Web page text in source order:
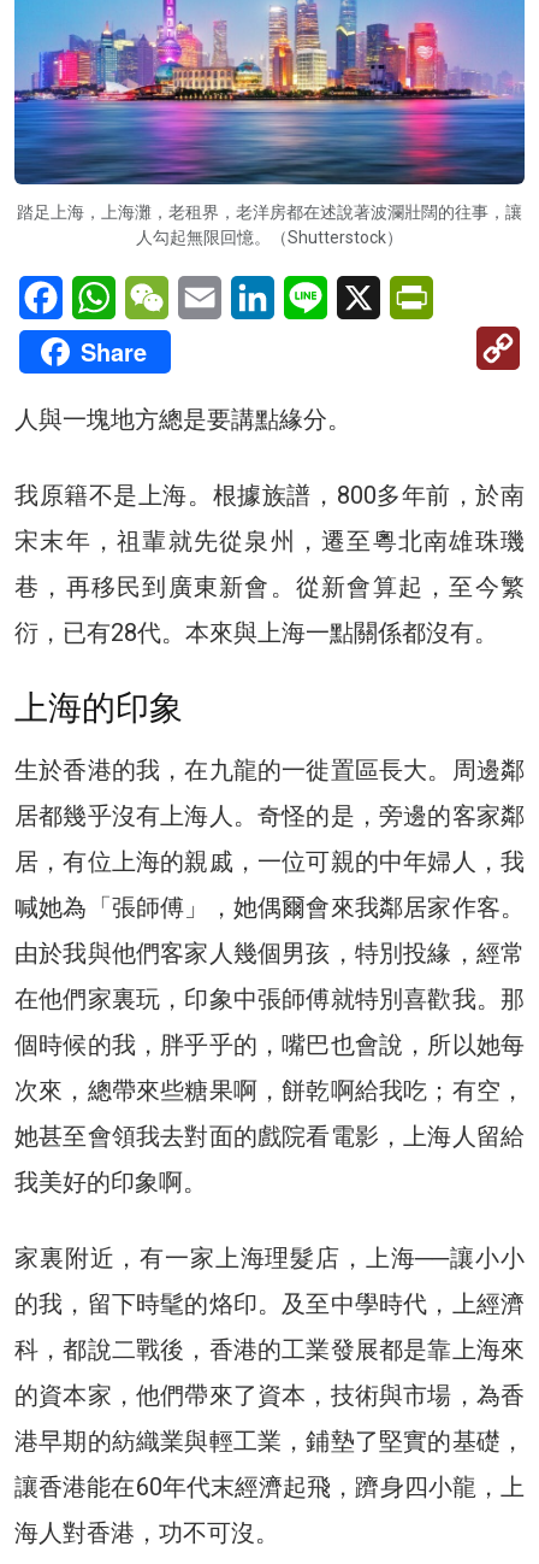
踏足上海，上海灘，老租界，老洋房都在述說著波瀾壯闊的往事，讓
人勾起無限回憶。（Shutterstock）
FacebookWhatsAppWeChatEmail LinkedInLine X
Share
人與一塊地方總是要講點緣分。
我原籍不是上海。根據族譜，800多年前，於南
宋末年，祖輩就先從泉州，遷至粵北南雄珠璣
巷，再移民到廣東新會。從新會算起，至今繁
衍，已有28代。本來與上海一點關係都沒有。
上海的印象
生於香港的我，在九龍的一徙置區長大。周邊鄰
居都幾乎沒有上海人。奇怪的是，旁邊的客家鄰
居，有位上海的親戚，一位可親的中年婦人，我
喊她為「張師傅」，她偶爾會來我鄰居家作客。
由於我與他們客家人幾個男孩，特別投緣，經常
在他們家裏玩，印象中張師傅就特別喜歡我。那
個時候的我，胖乎乎的，嘴巴也會說，所以她每
次來，總帶來些糖果啊，餅乾啊給我吃；有空，
她甚至會領我去對面的戲院看電影，上海人留給
我美好的印象啊。
家裏附近，有一家上海理髮店，上海──讓小小
的我，留下時髦的烙印。及至中學時代，上經濟
科，都說二戰後，香港的工業發展都是靠上海來
的資本家，他們帶來了資本，技術與市場，為香
港早期的紡織業與輕工業，鋪墊了堅實的基礎，
讓香港能在60年代末經濟起飛，躋身四小龍，上
海人對香港，功不可沒。